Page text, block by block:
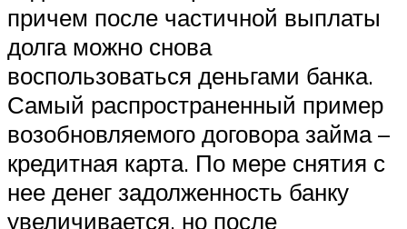
причем после частичной выплаты
долга можно снова
воспользоваться деньгами банка.
Самый распространенный пример
возобновляемого договора займа –
кредитная карта. По мере снятия с
нее денег задолженность банку
увеличивается, но после